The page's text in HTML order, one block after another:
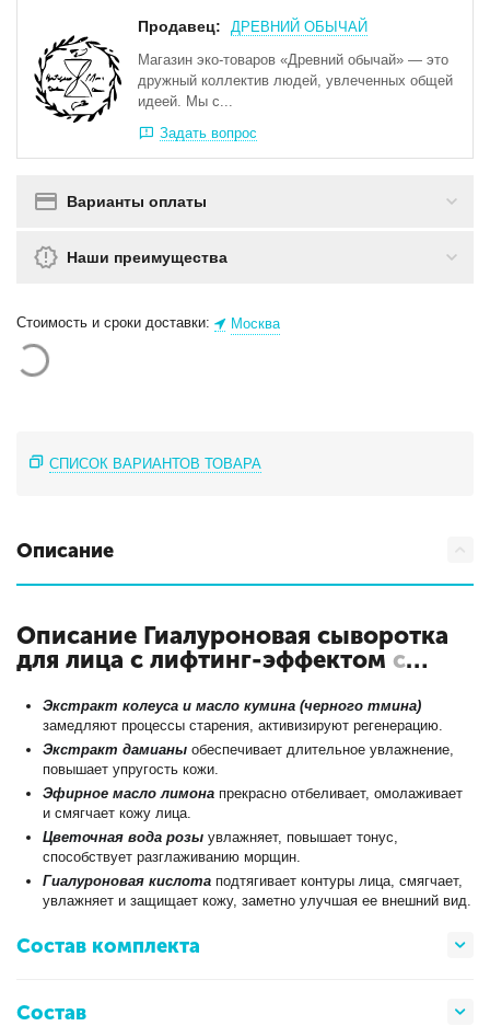
Продавец:
ДРЕВНИЙ ОБЫЧАЙ
Магазин эко-товаров «Древний обычай» — это
дружный коллектив людей, увлеченных общей
идеей. Мы с...
Задать вопрос
Варианты оплаты
Наши преимущества
Стоимость и сроки доставки: Москва
СПИСОК ВАРИАНТОВ ТОВАРА
Описание
Описание Гиалуроновая сыворотка
для лица с лифтинг-эффектом с
Экстракт колеуса и масло кумина (черного тмина)
замедляют процессы старения, активизируют регенерацию.
Экстракт дамианы обеспечивает длительное увлажнение,
повышает упругость кожи.
Эфирное масло лимона прекрасно отбеливает, омолаживает
и смягчает кожу лица.
Цветочная вода розы увлажняет, повышает тонус,
способствует разглаживанию морщин.
Гиалуроновая кислота подтягивает контуры лица, смягчает,
увлажняет и защищает кожу, заметно улучшая ее внешний вид.
Состав комплекта
Состав